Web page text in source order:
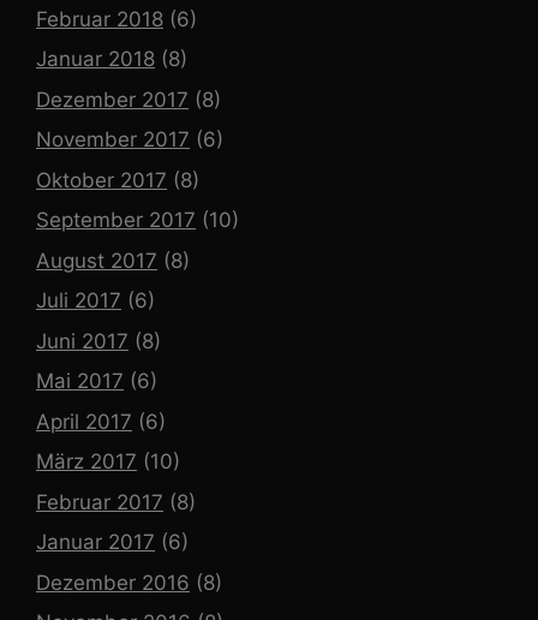
Februar 2018 (6)
Januar 2018 (8)
Dezember 2017 (8)
November 2017 (6)
Oktober 2017 (8)
September 2017 (10)
August 2017 (8)
Juli 2017 (6)
Juni 2017 (8)
Mai 2017 (6)
April 2017 (6)
März 2017 (10)
Februar 2017 (8)
Januar 2017 (6)
Dezember 2016 (8)